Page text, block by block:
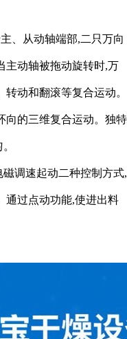
、从动轴端部,二只万向
主动轴被拖动旋转时,万
动和翻滚等复合运动。
向的三维复合运动。独特
调速起动二种控制方式,
通过点动功能,使进出料